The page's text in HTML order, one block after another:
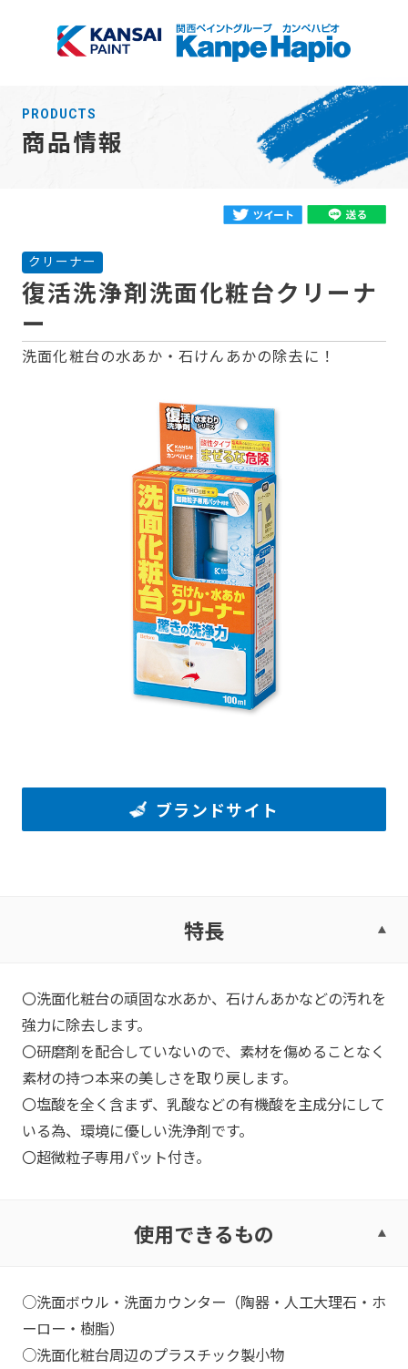
お問い合わせ
TOP
商品検索
採用情報
サブメニュー開
お知らせ
カラーシミュレーション
PRODUCTS
商品情報
クリーナー
復活洗浄剤洗面化粧台クリーナ
ー
洗面化粧台の水あか・石けんあかの除去に！
ブランドサイト
特長
〇洗面化粧台の頑固な水あか、石けんあかなどの汚れを
強力に除去します。
〇研磨剤を配合していないので、素材を傷めることなく
素材の持つ本来の美しさを取り戻します。
〇塩酸を全く含まず、乳酸などの有機酸を主成分にして
いる為、環境に優しい洗浄剤です。
〇超微粒子専用パット付き。
使用できるもの
○洗面ボウル・洗面カウンター（陶器・人工大理石・ホ
ーロー・樹脂）
○洗面化粧台周辺のプラスチック製小物